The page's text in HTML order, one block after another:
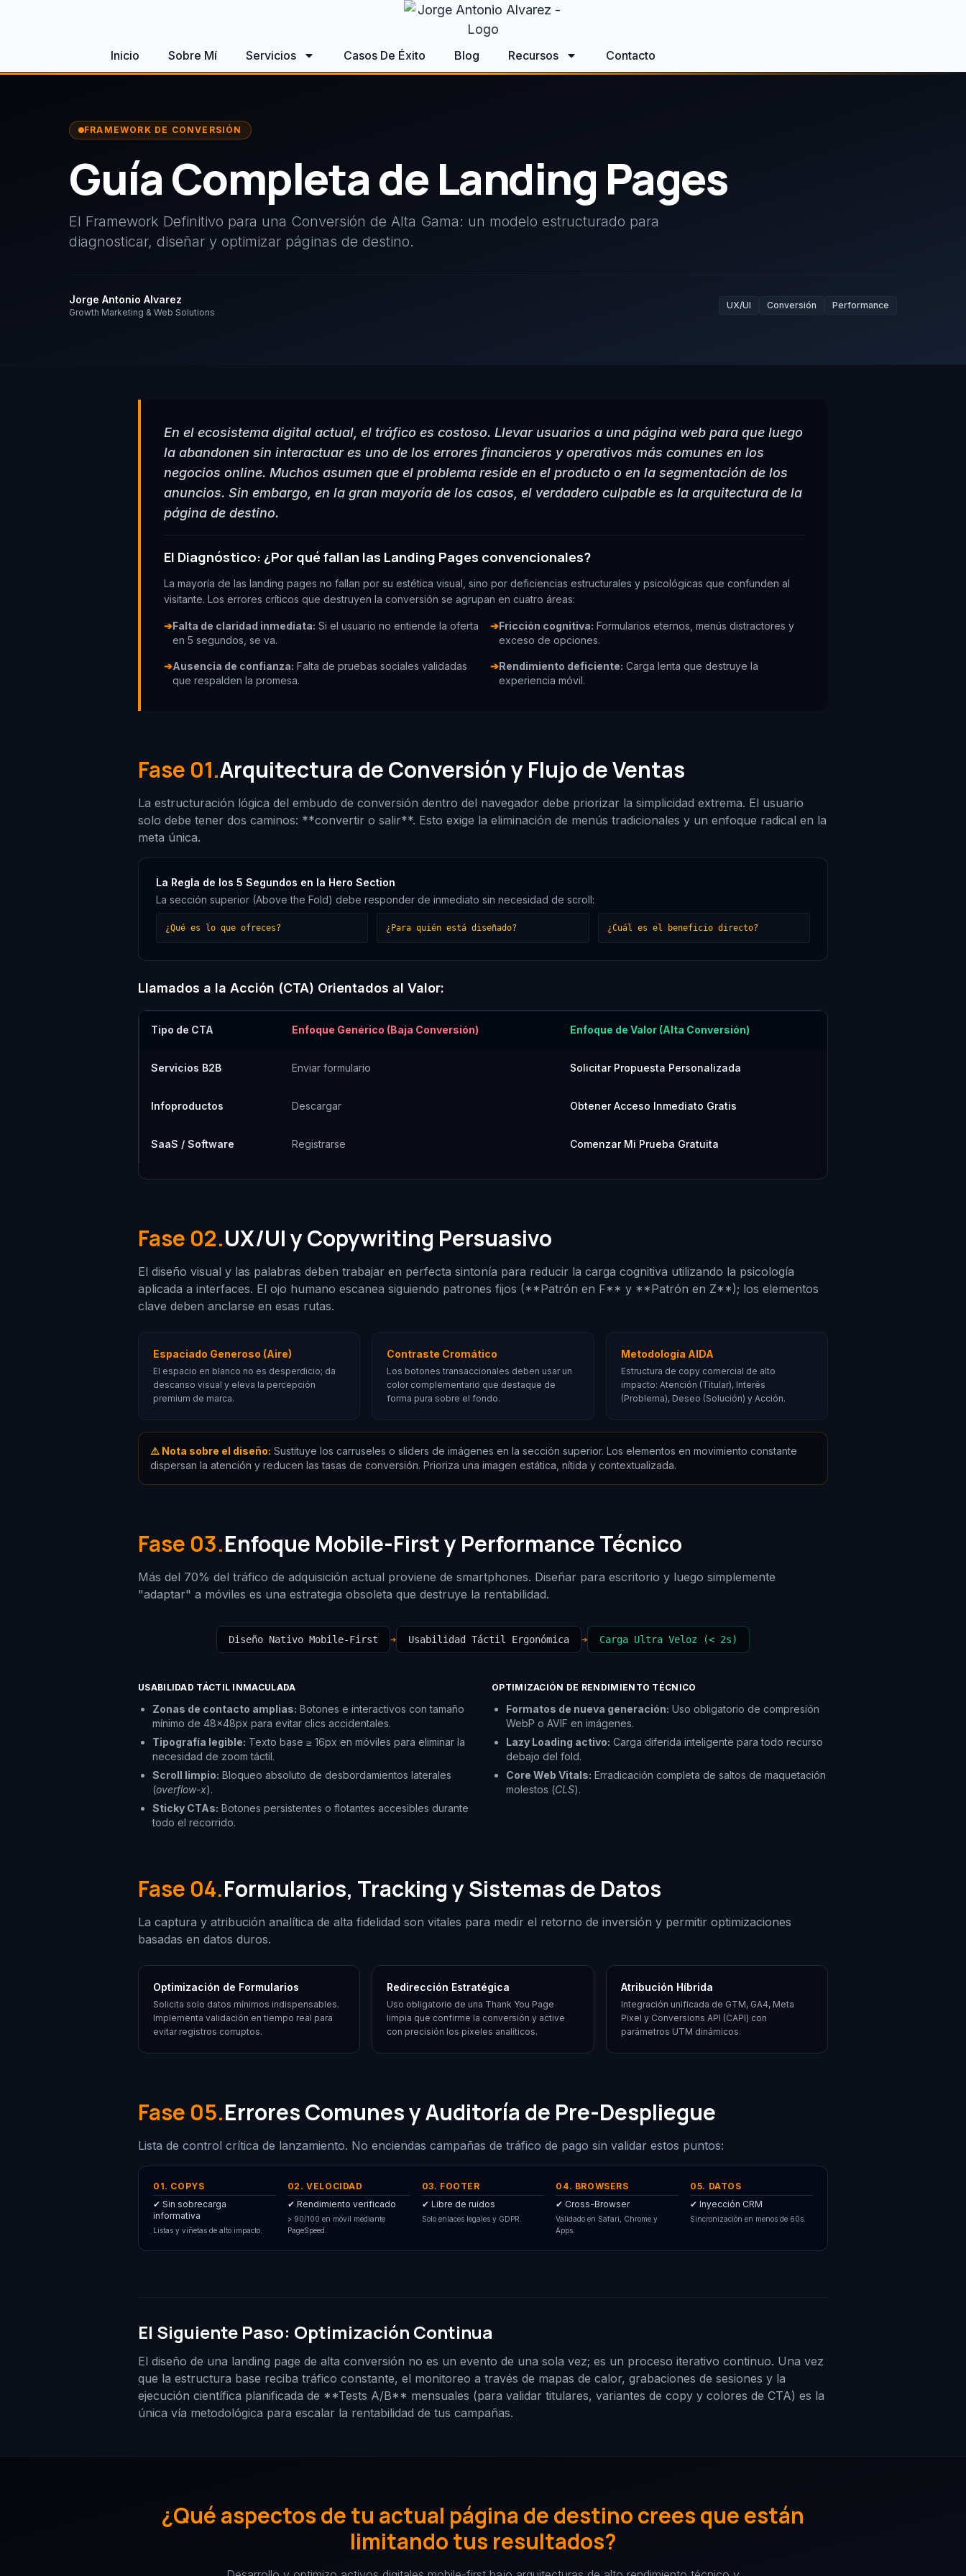
Inicio Sobre Mí Servicios Casos De Éxito Blog Recursos Contacto
FRAMEWORK DE CONVERSIÓN
Guía Completa de Landing Pages
El Framework Definitivo para una Conversión de Alta Gama: un modelo estructurado para
diagnosticar, diseñar y optimizar páginas de destino.
Jorge Antonio Alvarez
Growth Marketing & Web Solutions
UX/UI Conversión Performance
En el ecosistema digital actual, el tráfico es costoso. Llevar usuarios a una página web para que luego
la abandonen sin interactuar es uno de los errores financieros y operativos más comunes en los
negocios online. Muchos asumen que el problema reside en el producto o en la segmentación de los
anuncios. Sin embargo, en la gran mayoría de los casos, el verdadero culpable es la arquitectura de la
página de destino.
El Diagnóstico: ¿Por qué fallan las Landing Pages convencionales?
La mayoría de las landing pages no fallan por su estética visual, sino por deficiencias estructurales y psicológicas que confunden al
visitante. Los errores críticos que destruyen la conversión se agrupan en cuatro áreas:
➔Falta de claridad inmediata: Si el usuario no entiende la oferta
en 5 segundos, se va.
➔Fricción cognitiva: Formularios eternos, menús distractores y
exceso de opciones.
➔Ausencia de confianza: Falta de pruebas sociales validadas
que respalden la promesa.
➔Rendimiento deficiente: Carga lenta que destruye la
experiencia móvil.
Fase 01.Arquitectura de Conversión y Flujo de Ventas
La estructuración lógica del embudo de conversión dentro del navegador debe priorizar la simplicidad extrema. El usuario
solo debe tener dos caminos: **convertir o salir**. Esto exige la eliminación de menús tradicionales y un enfoque radical en la
meta única.
La Regla de los 5 Segundos en la Hero Section
La sección superior (Above the Fold) debe responder de inmediato sin necesidad de scroll:
¿Qué es lo que ofreces? ¿Para quién está diseñado? ¿Cuál es el beneficio directo?
Llamados a la Acción (CTA) Orientados al Valor:
Tipo de CTA Enfoque Genérico (Baja Conversión) Enfoque de Valor (Alta Conversión)
Servicios B2B Enviar formulario Solicitar Propuesta Personalizada
Infoproductos Descargar Obtener Acceso Inmediato Gratis
SaaS / Software Registrarse Comenzar Mi Prueba Gratuita
Fase 02.UX/UI y Copywriting Persuasivo
El diseño visual y las palabras deben trabajar en perfecta sintonía para reducir la carga cognitiva utilizando la psicología
aplicada a interfaces. El ojo humano escanea siguiendo patrones fijos (**Patrón en F** y **Patrón en Z**); los elementos
clave deben anclarse en esas rutas.
Espaciado Generoso (Aire)
El espacio en blanco no es desperdicio; da
descanso visual y eleva la percepción
premium de marca.
Contraste Cromático
Los botones transaccionales deben usar un
color complementario que destaque de
forma pura sobre el fondo.
Metodología AIDA
Estructura de copy comercial de alto
impacto: Atención (Titular), Interés
(Problema), Deseo (Solución) y Acción.
⚠️ Nota sobre el diseño: Sustituye los carruseles o sliders de imágenes en la sección superior. Los elementos en movimiento constante
dispersan la atención y reducen las tasas de conversión. Prioriza una imagen estática, nítida y contextualizada.
Fase 03.Enfoque Mobile-First y Performance Técnico
Más del 70% del tráfico de adquisición actual proviene de smartphones. Diseñar para escritorio y luego simplemente
"adaptar" a móviles es una estrategia obsoleta que destruye la rentabilidad.
Diseño Nativo Mobile-First ➔ Usabilidad Táctil Ergonómica ➔ Carga Ultra Veloz (< 2s)
USABILIDAD TÁCTIL INMACULADA
Zonas de contacto amplias: Botones e interactivos con tamaño
mínimo de 48x48px para evitar clics accidentales.
Tipografía legible: Texto base ≥ 16px en móviles para eliminar la
necesidad de zoom táctil.
Scroll limpio: Bloqueo absoluto de desbordamientos laterales
(overflow-x).
Sticky CTAs: Botones persistentes o flotantes accesibles durante
todo el recorrido.
OPTIMIZACIÓN DE RENDIMIENTO TÉCNICO
Formatos de nueva generación: Uso obligatorio de compresión
WebP o AVIF en imágenes.
Lazy Loading activo: Carga diferida inteligente para todo recurso
debajo del fold.
Core Web Vitals: Erradicación completa de saltos de maquetación
molestos (CLS).
Fase 04.Formularios, Tracking y Sistemas de Datos
La captura y atribución analítica de alta fidelidad son vitales para medir el retorno de inversión y permitir optimizaciones
basadas en datos duros.
Optimización de Formularios
Solicita solo datos mínimos indispensables.
Implementa validación en tiempo real para
evitar registros corruptos.
Redirección Estratégica
Uso obligatorio de una Thank You Page
limpia que confirme la conversión y active
con precisión los píxeles analíticos.
Atribución Híbrida
Integración unificada de GTM, GA4, Meta
Pixel y Conversions API (CAPI) con
parámetros UTM dinámicos.
Fase 05.Errores Comunes y Auditoría de Pre-Despliegue
Lista de control crítica de lanzamiento. No enciendas campañas de tráfico de pago sin validar estos puntos:
01. COPYS
✔ Sin sobrecarga
informativa
Listas y viñetas de alto impacto.
02. VELOCIDAD
✔ Rendimiento verificado
> 90/100 en móvil mediante
PageSpeed.
03. FOOTER
✔ Libre de ruidos
Solo enlaces legales y GDPR.
04. BROWSERS
✔ Cross-Browser
Validado en Safari, Chrome y
Apps.
05. DATOS
✔ Inyección CRM
Sincronización en menos de 60s.
El Siguiente Paso: Optimización Continua
El diseño de una landing page de alta conversión no es un evento de una sola vez; es un proceso iterativo continuo. Una vez
que la estructura base reciba tráfico constante, el monitoreo a través de mapas de calor, grabaciones de sesiones y la
ejecución científica planificada de **Tests A/B** mensuales (para validar titulares, variantes de copy y colores de CTA) es la
única vía metodológica para escalar la rentabilidad de tus campañas.
¿Qué aspectos de tu actual página de destino crees que están
limitando tus resultados?